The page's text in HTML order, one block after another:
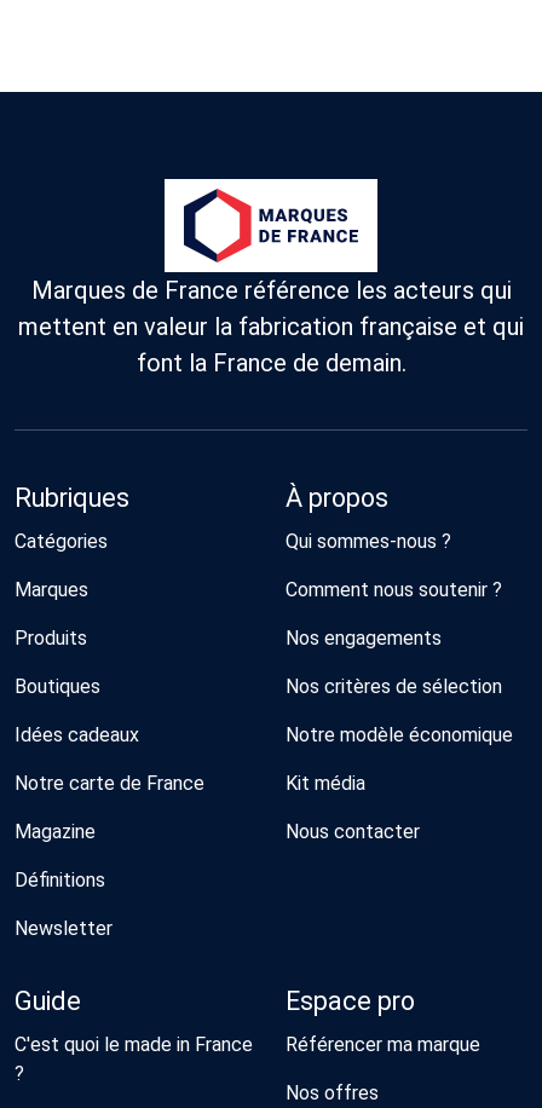
Marques de France référence les acteurs qui
mettent en valeur la fabrication française et qui
font la France de demain.
Rubriques
Catégories
Marques
Produits
Boutiques
Idées cadeaux
Notre carte de France
Magazine
Définitions
Newsletter
À propos
Qui sommes-nous ?
Comment nous soutenir ?
Nos engagements
Nos critères de sélection
Notre modèle économique
Kit média
Nous contacter
Guide
C'est quoi le made in France
?
Espace pro
Référencer ma marque
Nos offres